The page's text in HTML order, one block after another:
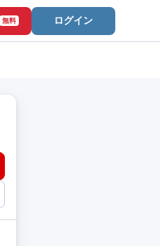
無料 ログイン